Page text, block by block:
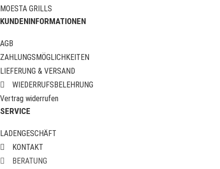
MOESTA GRILLS
KUNDENINFORMATIONEN
AGB
ZAHLUNGSMÖGLICHKEITEN
LIEFERUNG & VERSAND
WIEDERRUFSBELEHRUNG
Vertrag widerrufen
SERVICE
LADENGESCHÄFT
KONTAKT
BERATUNG